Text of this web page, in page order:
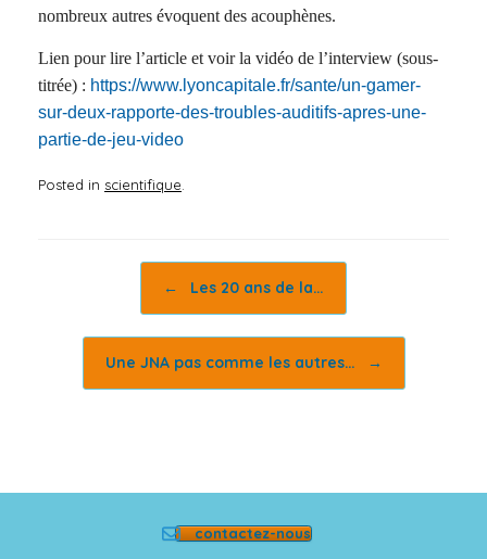
nombreux autres évoquent des acouphènes.
Lien pour lire l’article et voir la vidéo de l’interview (sous-
titrée) : https://www.lyoncapitale.fr/sante/un-gamer-
sur-deux-rapporte-des-troubles-auditifs-apres-une-
partie-de-jeu-video
Posted in scientifique
← Les 20 ans de la…
Une JNA pas comme les autres… →
contactez-nous